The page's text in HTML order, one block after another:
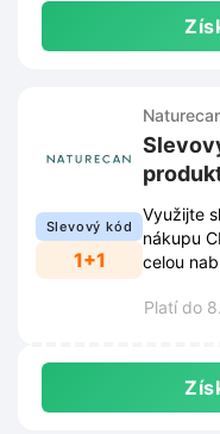
Slevový kód
1+1
Využijte
nákupu
celou
Platí do